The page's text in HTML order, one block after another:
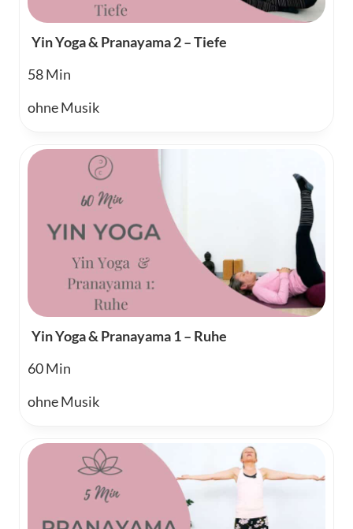
Yin Yoga & Pranayama 2 – Tiefe
58
ohne Musik
Yin Yoga & Pranayama 1 – Ruhe
60
ohne Musik